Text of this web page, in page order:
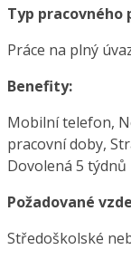
Typ pracovného
Práce na plný
Benefity:
Mobilní telefon,
pracovní doby,
Dovolená 5 týdnů
Požadované
Středoškolské